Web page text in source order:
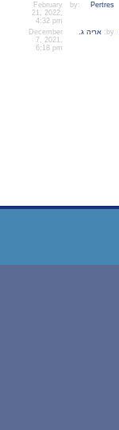
by: Pertres
February
21, 2022,
4:32 pm
by: אריה ג.
December
7, 2021,
6:18 pm